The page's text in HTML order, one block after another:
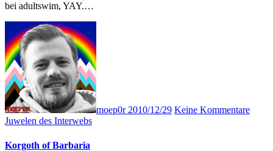
bei adultswim, YAY.…
moep0r2010/12/29 Keine Kommentare
Juwelen des Interwebs
Korgoth of Barbaria